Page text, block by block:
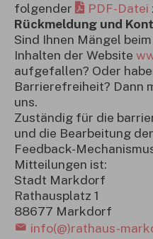
folgender
PDF-Datei
Rückmeldung und
Sind Ihnen Mängel
Inhalten der Website
aufgefallen? Oder
Barrierefreiheit? Dann
uns.
Zuständig für die
und die Bearbeitung
Feedback-
Mitteilungen ist:
Stadt Markdorf
Rathausplatz 1
88677 Markdorf
info(@)rathaus-